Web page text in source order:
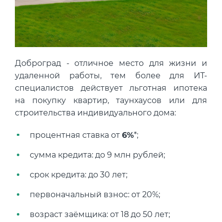
Доброград - отличное место для жизни и
удаленной работы, тем более для ИТ-
специалистов действует льготная ипотека
на покупку квартир, таунхаусов или для
строительства индивидуального дома:
процентная ставка от 6%*;
сумма кредита: до 9 млн рублей;
срок кредита: до 30 лет;
первоначальный взнос: от 20%;
возраст заёмщика: от 18 до 50 лет;
? Концентрация ЛОС 0.008 мм3/м3
? Концентрация CO2 329 ppm
? Концентрация CO 5 ppm
В пределах нормы За пределами нормы